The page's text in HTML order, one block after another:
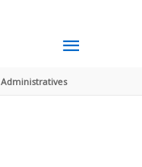
MENU
PRINCIPAL